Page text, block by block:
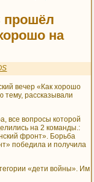
на
вечер «Как хорошо
тему, рассказывали
все вопросы которой
на 2 команды.:
фронт». Борьба
победила и получила
«дети войны». Им